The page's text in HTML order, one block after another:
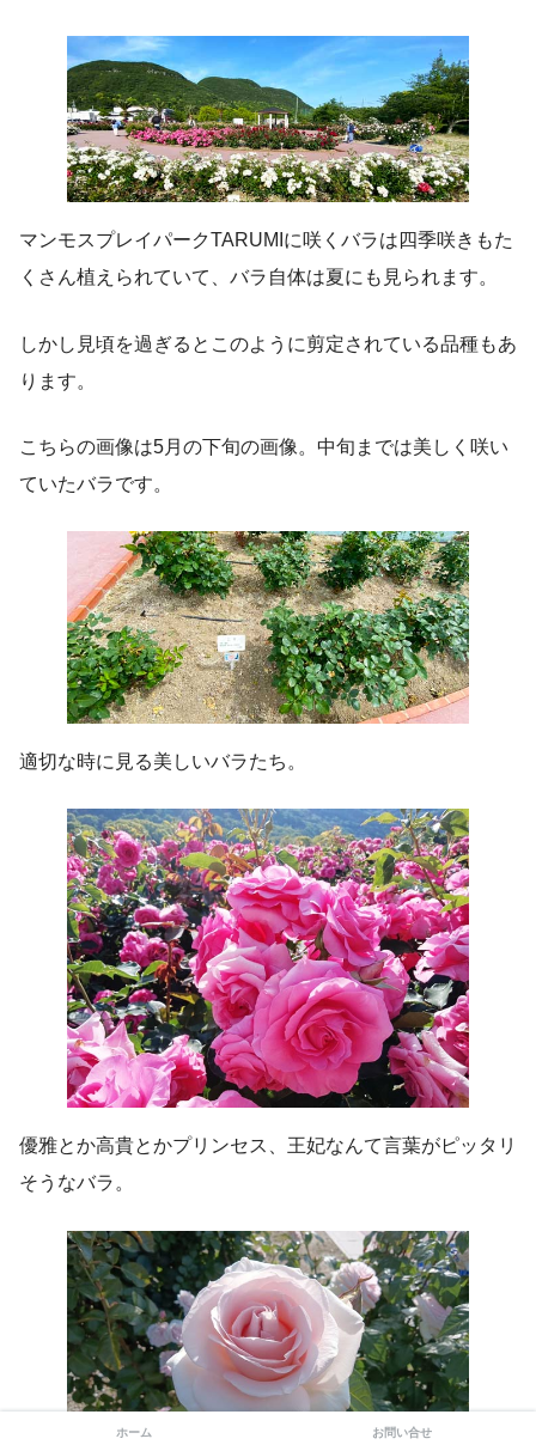
マンモスプレイパークTARUMIに咲くバラは四季咲きもた
くさん植えられていて、バラ自体は夏にも見られます。
しかし見頃を過ぎるとこのように剪定されている品種もあ
ります。
こちらの画像は5月の下旬の画像。中旬までは美しく咲い
ていたバラです。
適切な時に見る美しいバラたち。
優雅とか高貴とかプリンセス、王妃なんて言葉がピッタリ
そうなバラ。
ホーム お問い合せ